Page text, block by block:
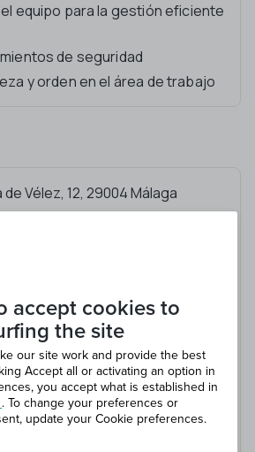
equipo para la gestión eficiente
de seguridad
y orden en el área de trabajo
Vélez, 12, 29004 Málaga
accept cookies to
the site
our site work and provide the best
Accept all or activating an option in
you accept what is established in
. To change your preferences or
update your Cookie preferences.